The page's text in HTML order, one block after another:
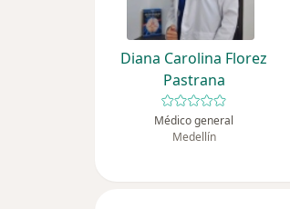
Diana Carolina Florez
Pastrana
Médico general
Medellín